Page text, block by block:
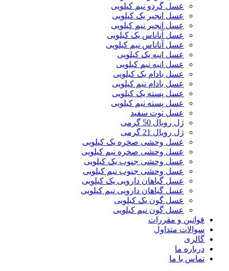
عسل گردو نیم کیلویی
عسل انجیر یک کیلویی
عسل انجیر نیم کیلویی
عسل آناناس یک کیلویی
عسل آناناس نیم کیلویی
عسل انبه یک کیلویی
عسل انبه نیم کیلویی
عسل بادام یک کیلویی
عسل بادام نیم کیلویی
عسل پسته یک کیلویی
عسل پسته نیم کیلویی
عسل توت سفید
ژل رویال 50 گرمی
ژل رویال 21 گرمی
عسل وحشی صخره یک کیلویی
عسل وحشی صخره نیم کیلویی
عسل وحشی جنوب یک کیلویی
عسل وحشی جنوب نیم کیلویی
عسل گیاهان دارویی یک کیلویی
عسل گیاهان دارویی نیم کیلویی
عسل گون یک کیلویی
عسل گون نیم کیلویی
قوانین و مقررات
سوالات متداول
گالری
درباره ما
تماس با ما